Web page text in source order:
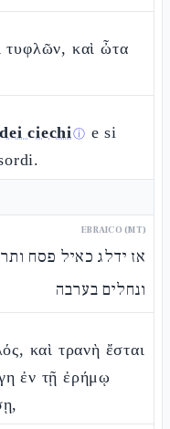
τυφλῶν, καὶ ὦτα
ciechiⓘ e si
EBRAICO (MT)
אז ידלג כאיל פסח
ונחלים בערבה
καὶ τρανὴ ἔσται
ἐν τῇ ἐρήμῳ